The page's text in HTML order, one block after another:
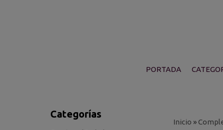
PORTADA
Categorías
Inicio »